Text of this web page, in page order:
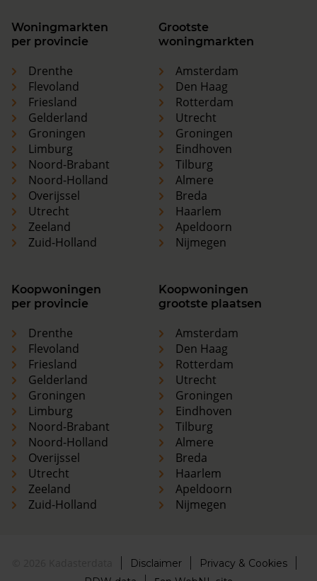
Woningmarkten
per provincie
Drenthe
Flevoland
Friesland
Gelderland
Groningen
Limburg
Noord-Brabant
Noord-Holland
Overijssel
Utrecht
Zeeland
Zuid-Holland
Grootste
woningmarkten
Amsterdam
Den Haag
Rotterdam
Utrecht
Groningen
Eindhoven
Tilburg
Almere
Breda
Haarlem
Apeldoorn
Nijmegen
Koopwoningen
per provincie
Drenthe
Flevoland
Friesland
Gelderland
Groningen
Limburg
Noord-Brabant
Noord-Holland
Overijssel
Utrecht
Zeeland
Zuid-Holland
Koopwoningen
grootste plaatsen
Amsterdam
Den Haag
Rotterdam
Utrecht
Groningen
Eindhoven
Tilburg
Almere
Breda
Haarlem
Apeldoorn
Nijmegen
Disclaimer
Privacy & Cookies